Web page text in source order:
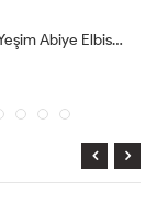
Acı Kahve Yeşim Abiye Elbise Tesettür Giyim